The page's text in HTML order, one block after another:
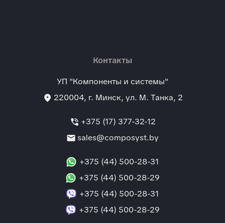
Контакты
УП "Компоненты и системы"
location_on 220004, г. Минск, ул. М. Танка, 2
phone_in_talk +375 (17) 377-32-12
mail sales@composyst.by
+375 (44) 500-28-31
+375 (44) 500-28-29
+375 (44) 500-28-31
+375 (44) 500-28-29